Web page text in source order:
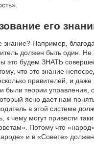
его
знание? Например,
должен быть один. Не
это будем ЗНАТЬ
что это знание
правителей, и даже
были теории управления,
ясно дает нам
в этой системе
чему могут привести
Потому что
и в «Совете» должен